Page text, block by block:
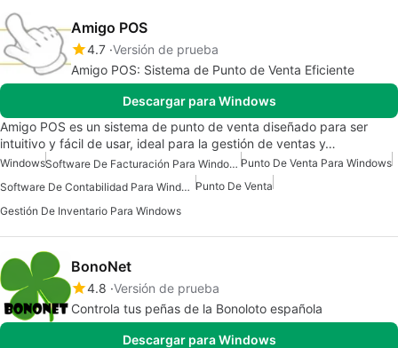
Amigo POS
4.7 Versión de prueba
Amigo POS: Sistema de Punto de Venta Eficiente
Descargar para Windows
Amigo POS es un sistema de punto de venta diseñado para ser
intuitivo y fácil de usar, ideal para la gestión de ventas y…
Windows Software De Facturación Para Windows Punto De Venta Para Windows
Software De Contabilidad Para Windows Punto De Venta
Gestión De Inventario Para Windows
BonoNet
4.8 Versión de prueba
Controla tus peñas de la Bonoloto española
Descargar para Windows